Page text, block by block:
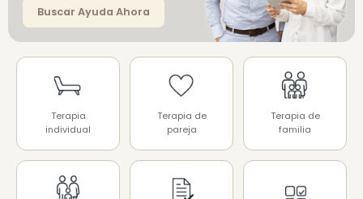
Buscar Ayuda Ahora
Terapia
individual
Terapia de
pareja
Terapia de
familia